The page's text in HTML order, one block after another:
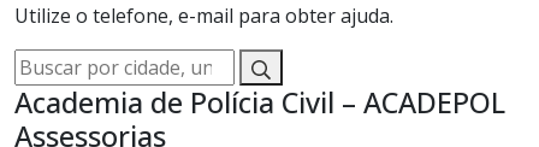
Utilize o telefone, e-mail para obter ajuda.
Buscar
por
cidade,
Academia de Polícia Civil – ACADEPOL
Assessorias